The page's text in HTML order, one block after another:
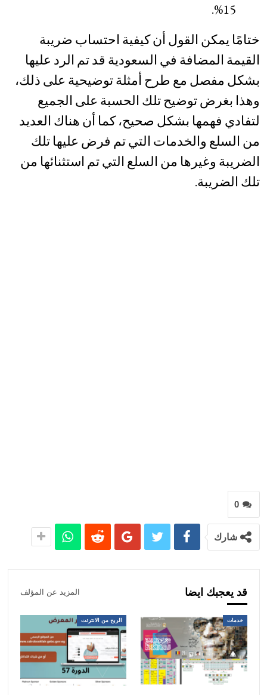
15%.
ختامًا يمكن القول أن كيفية احتساب ضريبة
القيمة المضافة في السعودية قد تم الرد عليها
بشكل مفصل مع طرح أمثلة توضيحية على ذلك،
وهذا بغرض توضيح تلك الحسبة على الجميع
لتفادي فهمها بشكل صحيح، كما أن هناك العديد
من السلع والخدمات التي تم فرض عليها تلك
الضريبة وغيرها من السلع التي تم استثنائها من
تلك الضريبة.
0
شارك
قد يعجبك ايضا المزيد عن المؤلف
خدمات الربح من الانترنت